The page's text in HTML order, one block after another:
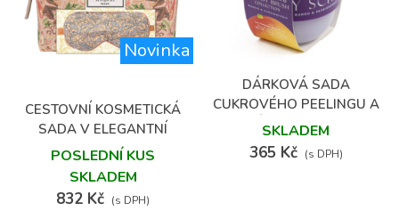
Novinka
CESTOVNÍ KOSMETICKÁ
SADA V ELEGANTNÍ
TAŠTIČCE
POSLEDNÍ KUS
SKLADEM
832 Kč (s DPH)
DÁRKOVÁ SADA
CUKROVÉHO PEELINGU A
KARTÁČKU – MANGO &
PASSIONFRUIT
SKLADEM
365 Kč (s DPH)